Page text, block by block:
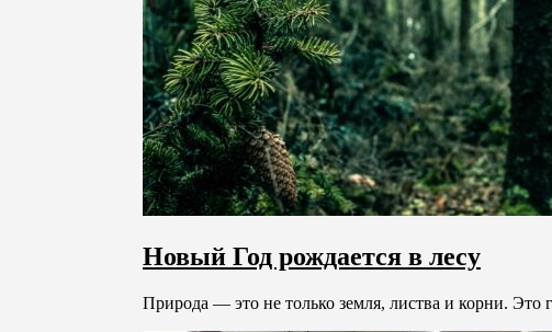
Новый Год рождается в лесу
Природа — это не только земля, листва и корни. Это